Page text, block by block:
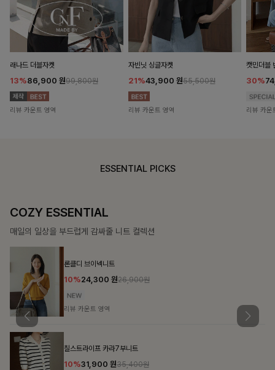
래나드 더블자켓
13%86,900 원99,800원
리뷰 카운트 영역
자빈닛 싱글자켓
21%43,900 원55,500원
리뷰 카운트 영역
캣민더블
30%
리뷰 카운
ESSENTIAL PICKS
COZY ESSENTIAL
매일의 일상을 부드럽게 감싸줄 니트 컬렉션
론클디 브이넥니트
10%24,300 원26,900원
리뷰 카운트 영역
칠스트라이프 카라7부니트
10%31,900 원35,400원